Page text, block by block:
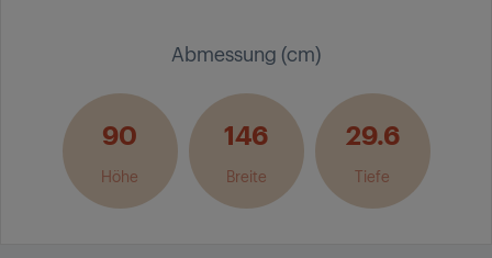
Abmessung (cm)
90
Höhe
146
Breite
29.6
Tiefe